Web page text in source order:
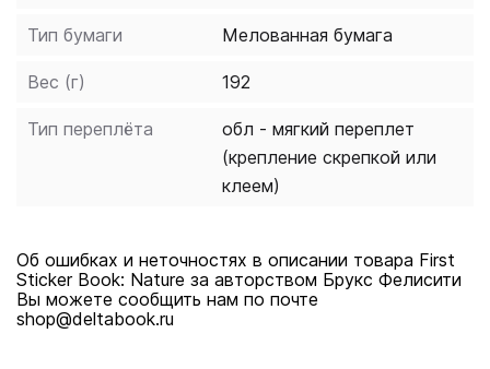
Тип бумаги Мелованная бумага
Вес (г) 192
Тип переплёта
обл - мягкий переплет
(крепление скрепкой или
клеем)
Об ошибках и неточностях в описании товара First
Sticker Book: Nature за авторством Брукс Фелисити
Вы можете сообщить нам по почте
shop@deltabook.ru